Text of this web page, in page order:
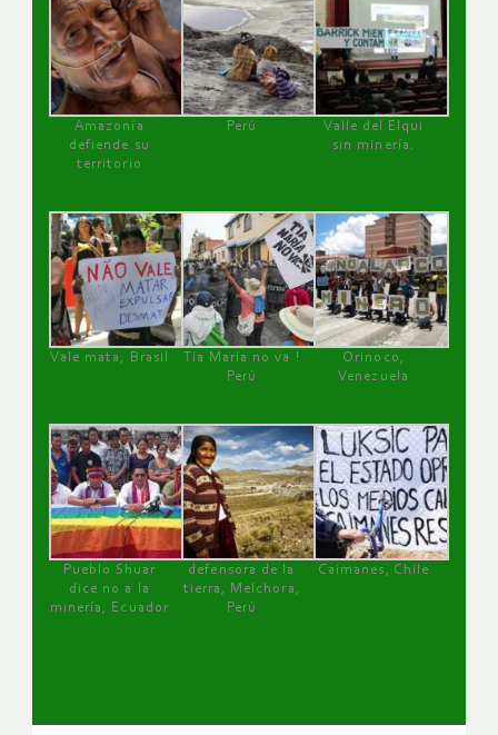
Amazonía
defiende su
territorio
Perú
Valle del Elqui
sin minería.
Vale mata, Brasil
Tía María no va !
Perú
Orinoco,
Venezuela
Pueblo Shuar
dice no a la
minería, Ecuador
defensora de la
tierra, Melchora,
Perú
Caimanes, Chile